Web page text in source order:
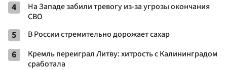
4
На Западе забили тревогу из-за угрозы окончания
СВО
5 В России стремительно дорожает сахар
6
Кремль переиграл Литву: хитрость с Калининградом
сработала